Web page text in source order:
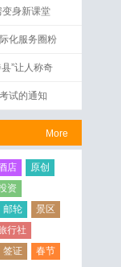
变身新课堂
化服务圈粉
”让人称奇
试的通知
More
店
原创
资
邮轮
景区
行社
签证
春节